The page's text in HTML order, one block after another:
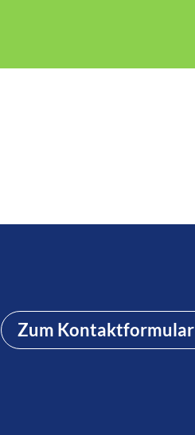
Zum Kontaktformular